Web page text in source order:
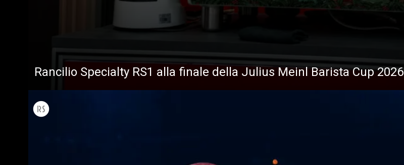
Rancilio Specialty RS1 alla finale della Julius Meinl Barista Cup 2026